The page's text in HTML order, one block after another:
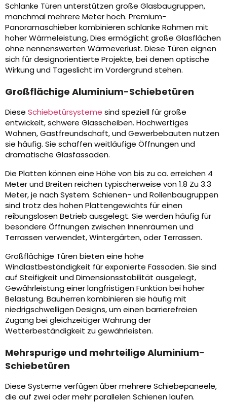
Schlanke Türen unterstützen große Glasbaugruppen,
manchmal mehrere Meter hoch. Premium-
Panoramaschieber kombinieren schlanke Rahmen mit
hoher Wärmeleistung, Dies ermöglicht große Glasflächen
ohne nennenswerten Wärmeverlust. Diese Türen eignen
sich für designorientierte Projekte, bei denen optische
Wirkung und Tageslicht im Vordergrund stehen.
Großflächige Aluminium-Schiebetüren
Diese Schiebetürsysteme sind speziell für große
entwickelt, schwere Glasscheiben. Hochwertiges
Wohnen, Gastfreundschaft, und Gewerbebauten nutzen
sie häufig. Sie schaffen weitläufige Öffnungen und
dramatische Glasfassaden.
Die Platten können eine Höhe von bis zu ca. erreichen 4
Meter und Breiten reichen typischerweise von 1.8 Zu 3.3
Meter, je nach System. Schienen- und Rollenbaugruppen
sind trotz des hohen Plattengewichts für einen
reibungslosen Betrieb ausgelegt. Sie werden häufig für
besondere Öffnungen zwischen Innenräumen und
Terrassen verwendet, Wintergärten, oder Terrassen.
Großflächige Türen bieten eine hohe
Windlastbeständigkeit für exponierte Fassaden. Sie sind
auf Steifigkeit und Dimensionsstabilität ausgelegt,
Gewährleistung einer langfristigen Funktion bei hoher
Belastung. Bauherren kombinieren sie häufig mit
niedrigschwelligen Designs, um einen barrierefreien
Zugang bei gleichzeitiger Wahrung der
Wetterbeständigkeit zu gewährleisten.
Mehrspurige und mehrteilige Aluminium-
Schiebetüren
Diese Systeme verfügen über mehrere Schiebepaneele,
die auf zwei oder mehr parallelen Schienen laufen.